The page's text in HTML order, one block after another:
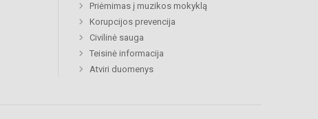
Priėmimas į muzikos mokyklą
Korupcijos prevencija
Civilinė sauga
Teisinė informacija
Atviri duomenys